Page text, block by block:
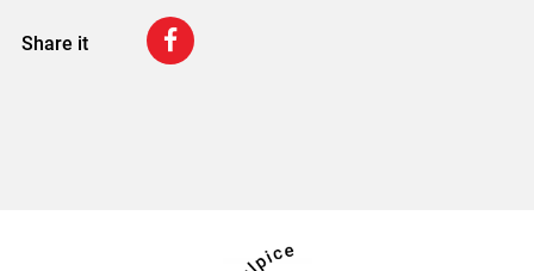
Share it